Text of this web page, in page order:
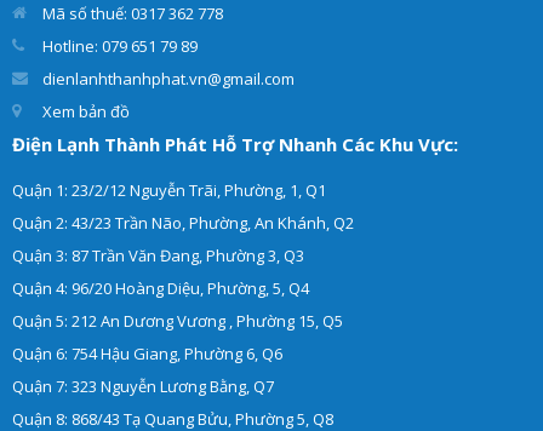
Mã số thuế: 0317 362 778
Hotline: 079 651 79 89
dienlanhthanhphat.vn@gmail.com
Xem bản đồ
Điện Lạnh Thành Phát Hỗ Trợ Nhanh Các Khu Vực:
Quận 1: 23/2/12 Nguyễn Trãi, Phường, 1, Q1
Quận 2: 43/23 Trần Não, Phường, An Khánh, Q2
Quận 3: 87 Trần Văn Đang, Phường 3, Q3
Quận 4: 96/20 Hoàng Diệu, Phường, 5, Q4
Quận 5: 212 An Dương Vương , Phường 15, Q5
Quận 6: 754 Hậu Giang, Phường 6, Q6
Quận 7: 323 Nguyễn Lương Bằng, Q7
Quận 8: 868/43 Tạ Quang Bửu, Phường 5, Q8